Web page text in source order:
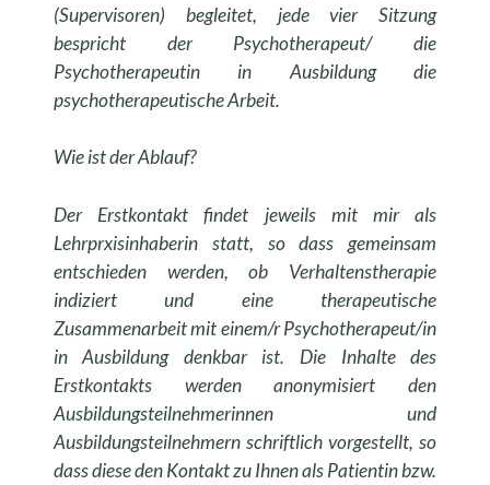
(Supervisoren) begleitet, jede vier Sitzung
bespricht der Psychotherapeut/ die
Psychotherapeutin in Ausbildung die
psychotherapeutische Arbeit.
Wie ist der Ablauf?
Der Erstkontakt findet jeweils mit mir als
Lehrprxisinhaberin statt, so dass gemeinsam
entschieden werden, ob Verhaltenstherapie
indiziert und eine therapeutische
Zusammenarbeit mit einem/r Psychotherapeut/in
in Ausbildung denkbar ist. Die Inhalte des
Erstkontakts werden anonymisiert den
Ausbildungsteilnehmerinnen und
Ausbildungsteilnehmern schriftlich vorgestellt, so
dass diese den Kontakt zu Ihnen als Patientin bzw.